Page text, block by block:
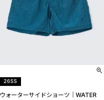
ウォーターサイドショーツ│WATER
26SS